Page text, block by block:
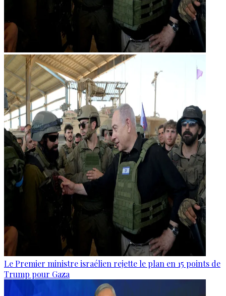
Le Premier ministre israélien rejette le plan en 15 points de
Trump pour Gaza